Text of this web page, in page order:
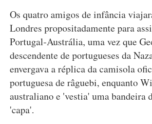
Os quatro amigos de infância
Londres propositadamente para
Portugal-Austrália, uma vez que
descendente de portugueses da
envergava a réplica da camisola
portuguesa de râguebi, enquanto
australiano e 'vestia' uma bandeira
'capa'.